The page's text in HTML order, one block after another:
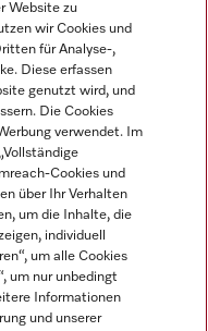
Website zu
wir Cookies und
für Analyse-,
Diese erfassen
genutzt wird, und
Die Cookies
verwendet. Im
Cookies und
über Ihr Verhalten
um die Inhalte, die
individuell
um alle Cookies
um nur unbedingt
Informationen
und unserer